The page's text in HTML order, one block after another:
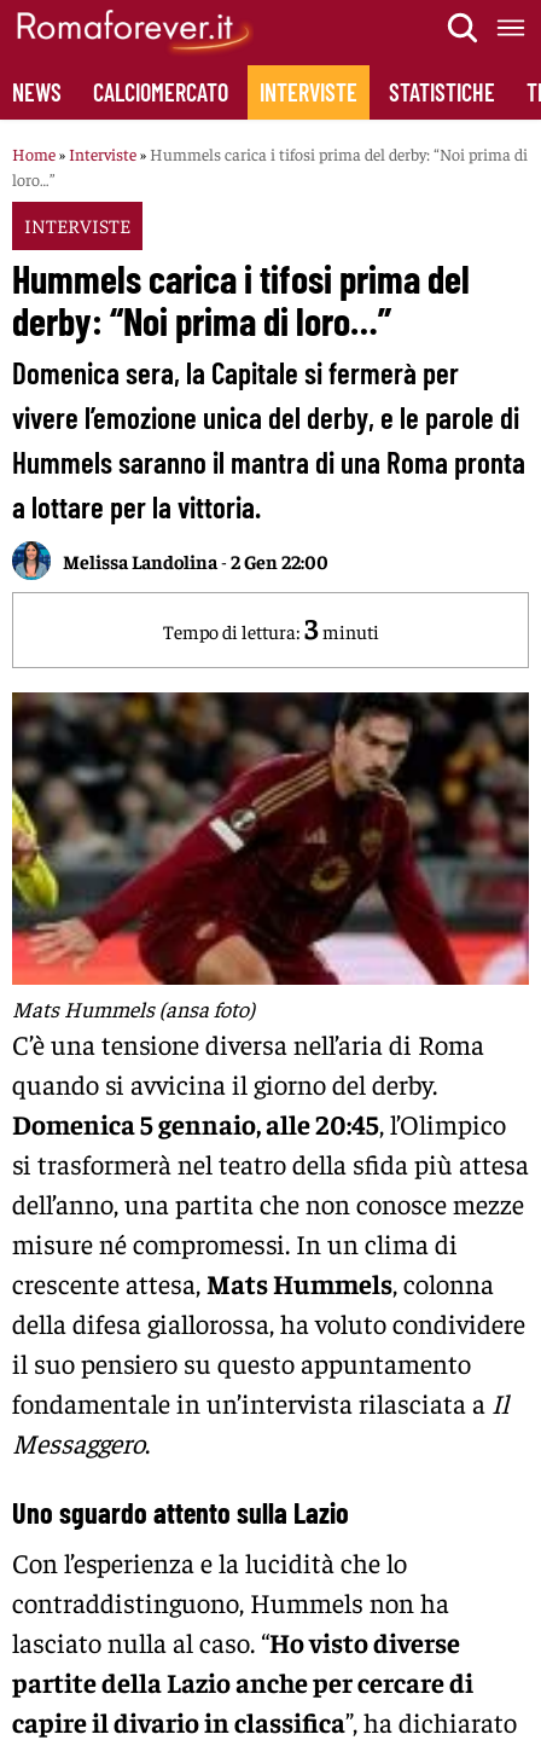
Skip
content
NEWS CALCIOMERCATO INTERVISTE STATISTICHE
Home»Interviste» Hummels carica i tifosi prima del derby: “Noi prima di
loro…”
INTERVISTE
Hummels carica i tifosi prima del
derby: “Noi prima di loro…”
Domenica sera, la Capitale si fermerà per
vivere l’emozione unica del derby, e le parole di
Hummels saranno il mantra di una Roma pronta
a lottare per la vittoria.
Melissa Landolina -2 Gen 22:00
Tempo di lettura: 3minuti
Mats Hummels (ansa foto)
C’è una tensione diversa nell’aria di Roma
quando si avvicina il giorno del derby.
Domenica 5 gennaio, alle 20:45, l’Olimpico
si trasformerà nel teatro della sfida più attesa
dell’anno, una partita che non conosce mezze
misure né compromessi. In un clima di
crescente attesa, Mats Hummels, colonna
della difesa giallorossa, ha voluto condividere
il suo pensiero su questo appuntamento
fondamentale in un’intervista rilasciata a Il
Messaggero.
Uno sguardo attento sulla Lazio
Con l’esperienza e la lucidità che lo
contraddistinguono, Hummels non ha
lasciato nulla al caso. “Ho visto diverse
partite della Lazio anche per cercare di
capire il divario in classifica”, ha dichiarato